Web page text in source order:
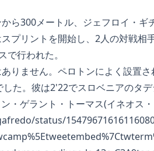
ら300メートル、ジェフロイ・
プリントを開始し、2人の対戦相
行われた。
りません。ペロトンによく設置
た。彼は2'22でスロベニアのタ
・ゲラント・トーマス(イネオス
status/